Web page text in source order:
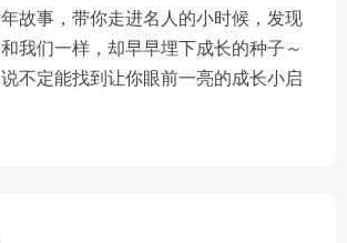
故事，带你走进名人的小时候，发现
我们一样，却早早埋下成长的种子～
不定能找到让你眼前一亮的成长小启